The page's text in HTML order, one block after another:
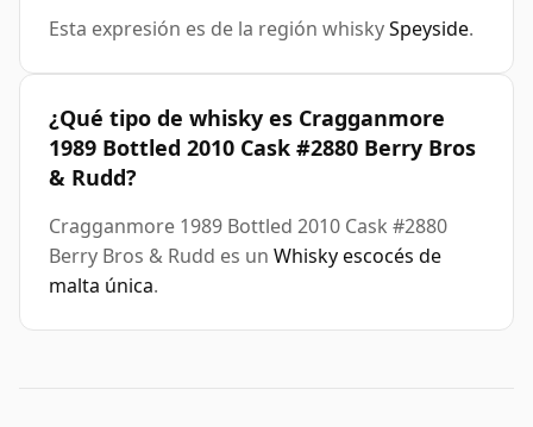
Esta expresión es de la región whiskySpeyside.
¿Qué tipo de whisky es Cragganmore
1989 Bottled 2010 Cask #2880 Berry Bros
& Rudd?
Cragganmore 1989 Bottled 2010 Cask #2880
Berry Bros & Rudd es un Whisky escocés de
malta única.